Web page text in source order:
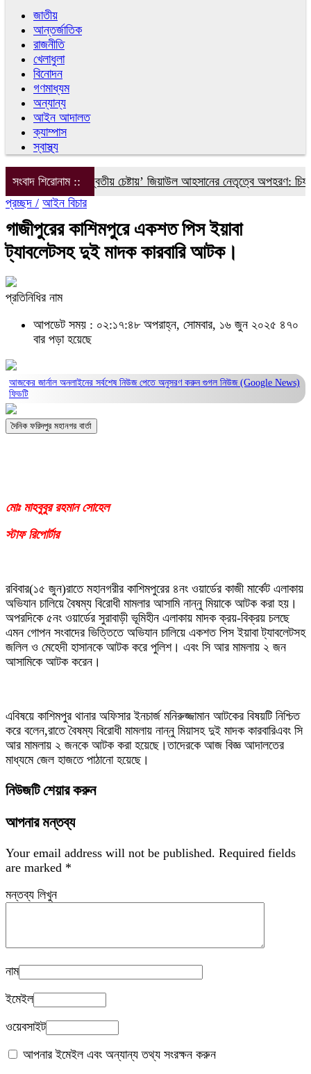
জাতীয়
আন্তর্জাতিক
রাজনীতি
খেলাধুলা
বিনোদন
গণমাধ্যম
অন্যান্য
আইন আদালত
ক্যাম্পাস
স্বাস্থ্য
সংবাদ শিরোনাম ::
আলীকে ‘দ্বিতীয় চেষ্টায়’ জিয়াউল আহসানের নেতৃত্বে অপহরণ: চিফ
প্রচ্ছদ / আইন বিচার
গাজীপুরের কাশিমপুরে একশত পিস ইয়াবা
ট্যাবলেটসহ দুই মাদক কারবারি আটক।
প্রতিনিধির নাম
আপডেট সময় : ০২:১৭:৪৮ অপরাহ্ন, সোমবার, ১৬ জুন ২০২৫ ৪৭০
বার পড়া হয়েছে
আজকের জার্নাল অনলাইনের সর্বশেষ নিউজ পেতে অনুসরণ করুন গুগল নিউজ (Google News)
ফিডটি
দৈনিক ফরিদপুর মহানগর বার্তা
মোঃ মাহবুবুর রহমান সোহেল
স্টাফ রিপোর্টার
রবিবার(১৫ জুন)রাতে মহানগরীর কাশিমপুরের ৪নং ওয়ার্ডের কাজী মার্কেট এলাকায়
অভিযান চালিয়ে বৈষম্য বিরোধী মামলার আসামি নান্নু মিয়াকে আটক করা হয়।
অপরদিকে ৫নং ওয়ার্ডের সুরাবাড়ী ভূমিহীন এলাকায় মাদক ক্রয়-বিক্রয় চলছে
এমন গোপন সংবাদের ভিত্তিতে অভিযান চালিয়ে একশত পিস ইয়াবা ট্যাবলেটসহ
জলিল ও মেহেদী হাসানকে আটক করে পুলিশ। এবং সি আর মামলায় ২ জন
আসামিকে আটক করেন।
এবিষয়ে কাশিমপুর থানার অফিসার ইনচার্জ মনিরুজ্জামান আটকের বিষয়টি নিশ্চিত
করে বলেন,রাতে বৈষম্য বিরোধী মামলায় নান্নু মিয়াসহ দুই মাদক কারবারিএবং সি
আর মামলায় ২ জনকে আটক করা হয়েছে।তাদেরকে আজ বিজ্ঞ আদালতের
মাধ্যমে জেল হাজতে পাঠানো হয়েছে।
নিউজটি শেয়ার করুন
আপনার মন্তব্য
Your email address will not be published. Required fields
are marked *
মন্তব্য লিখুন
নাম
ইমেইল
ওয়েবসাইট
আপনার ইমেইল এবং অন্যান্য তথ্য সংরক্ষন করুন